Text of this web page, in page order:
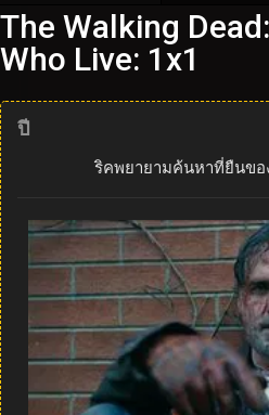
The Walking
Who Live: 1x1
ปี
ริคพยายามค้นหาที่ยืนขอ